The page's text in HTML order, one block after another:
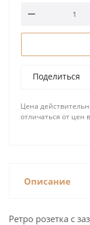
Поделиться
Цена
отличаться от цен
Описание
Ретро розетка с